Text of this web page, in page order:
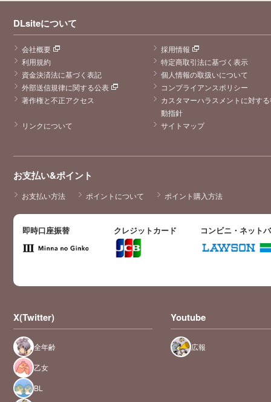
DLsiteについて
会社概要
採用情報
利用規約
特定商取引法に基づく表示
資金決済法に基づく表記
個人情報の取扱いについて
外部送信規律に関する公表
コンプライアンスポリシー
著作権と不正アクセス
カスタマーハラスメントに対す
動指針
リンクについて
サイトマップ
お支払い&ポイント
お支払い方法 ポイントについて ポイント購入方法
即時口座振替 クレジットカード コンビニ・ネット
X(Twitter)
全年齢
乙女
BL
Youtube
広報